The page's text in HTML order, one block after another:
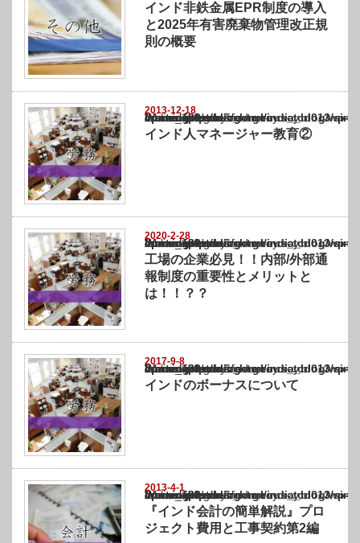
インド非鉄金属EPR制度の導入
と2025年有害廃棄物管理改正規
則の概要
2013-12-18
Warning
: Undefined array key "show_category" in
/home/netst/kuno-cpa.co.jp/public_html/india_blog/wp-content/themes/
on line183
インド人マネージャー教育②
2020-2-28
Warning
: Undefined array key "show_category" in
/home/netst/kuno-cpa.co.jp/public_html/india_blog/wp-content/themes/
on line183
工場の企業必見！！内部/外部通
報制度の重要性とメリットと
は！！？？
2017-9-8
Warning
: Undefined array key "show_category" in
/home/netst/kuno-cpa.co.jp/public_html/india_blog/wp-content/themes/
on line183
インドのボーナスについて
2013-4-1
Warning
: Undefined array key "show_category" in
/home/netst/kuno-cpa.co.jp/public_html/india_blog/wp-content/themes/
on line183
『インド会計の簡単解説』プロ
ジェクト費用と工事契約第2編